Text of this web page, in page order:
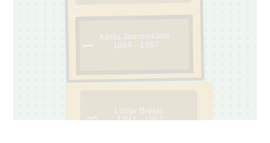
87
3
1
Lūcija Brēķis
1892 - 1957
Kārlis Jaunbirkāns
1884 - 1957